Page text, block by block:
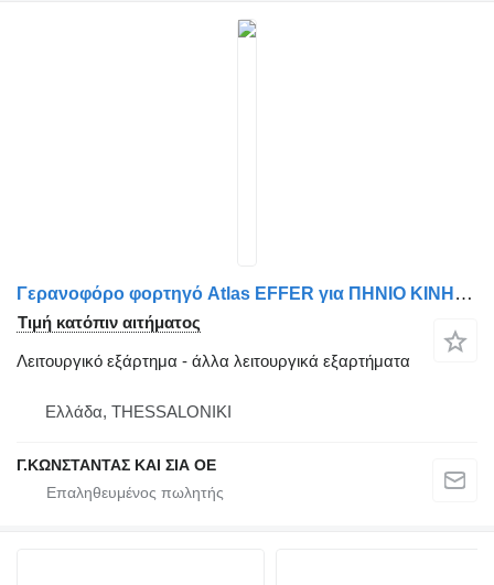
Γερανοφόρο φορτηγό Atlas EFFER για ΠΗΝΙΟ ΚΙΝΗΣΗΣ ΓΙΑ Schienle
Τιμή κατόπιν αιτήματος
Λειτουργικό εξάρτημα - άλλα λειτουργικά εξαρτήματα
Ελλάδα, THESSALONIKI
Γ.ΚΩΝΣΤΑΝΤΑΣ ΚΑΙ ΣΙΑ ΟΕ